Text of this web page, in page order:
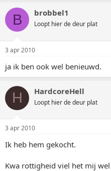
B brobbel1
Loopt hier de deur plat
3 apr 2010
ja ik ben ook wel benieuwd.
H HardcoreHell
Loopt hier de deur plat
3 apr 2010
Ik heb hem gekocht.
Kwa rottigheid viel het mij wel